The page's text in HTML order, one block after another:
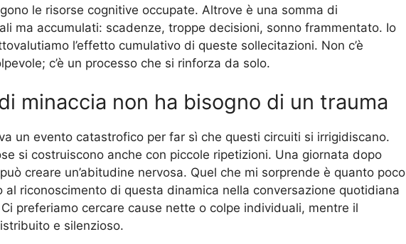
le risorse cognitive occupate. Altrove è una somma di
ma accumulati: scadenze, troppe decisioni, sonno frammentato. Io
l’effetto cumulativo di queste sollecitazioni. Non c’è
c’è un processo che si rinforza da solo.
minaccia non ha bisogno di un trauma
un evento catastrofico per far sì che questi circuiti si irrigidiscano.
si costruiscono anche con piccole ripetizioni. Una giornata dopo
creare un’abitudine nervosa. Quel che mi sorprende è quanto poco
al riconoscimento di questa dinamica nella conversazione quotidiana
preferiamo cercare cause nette o colpe individuali, mentre il
e silenzioso.